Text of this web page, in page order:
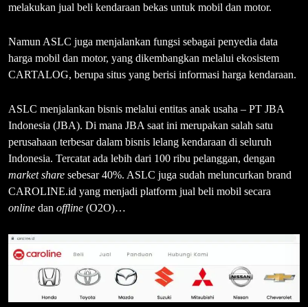
melakukan jual beli kendaraan bekas untuk mobil dan motor.
Namun ASLC juga menjalankan fungsi sebagai penyedia data
harga mobil dan motor, yang dikembangkan melalui ekosistem
CARTALOG, berupa situs yang berisi informasi harga kendaraan.
ASLC menjalankan bisnis melalui entitas anak usaha – PT JBA
Indonesia (JBA). Di mana JBA saat ini merupakan salah satu
perusahaan terbesar dalam bisnis lelang kendaraan di seluruh
Indonesia. Tercatat ada lebih dari 100 ribu pelanggan, dengan
market share sebesar 40%. ASLC juga sudah meluncurkan brand
CAROLINE.id yang menjadi platform jual beli mobil secara
online dan offline (O2O)…